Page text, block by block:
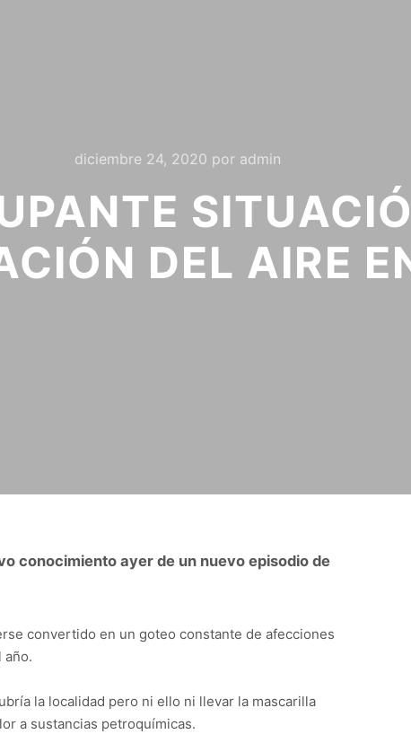
diciembre 24, 2020 por admin
DEL AIRE
conocimiento ayer de un nuevo episodio de
convertido en un goteo constante de afecciones
año.
la localidad pero ni ello ni llevar la mascarilla
a sustancias petroquímicas.